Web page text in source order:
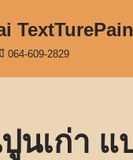
064-609-2829
นเก่า